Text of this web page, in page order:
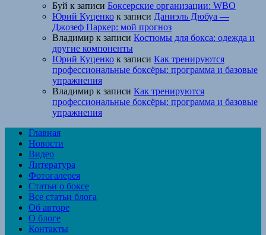
Буй к записи Боксерские организации: WBO
Юрий Куценко к записи Даниэль Дюбуа —
Джозеф Паркер: мой прогноз
Владимир к записи Костюмы для бокса: одежда и
другие компоненты
Юрий Куценко к записи Как тренируются
профессиональные боксёры: программа и базовые
упражнения
Владимир к записи Как тренируются
профессиональные боксёры: программа и базовые
упражнения
Главная
Новости
Видео
Литература
Фотогалерея
Статьи о боксе
Все статьи блога
Об авторе
О блоге
Контакты